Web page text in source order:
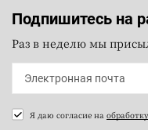
Подпишитесь на
Раз в неделю мы
Я даю согласие на